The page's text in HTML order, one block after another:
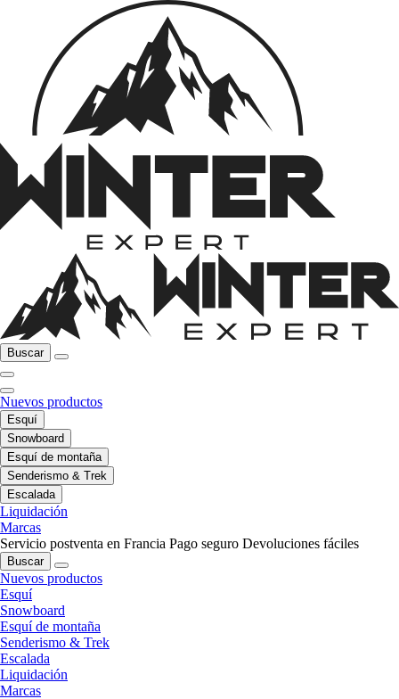
Buscar
Nuevos productos
Esquí
Snowboard
Esquí de montaña
Senderismo & Trek
Escalada
Liquidación
Marcas
Servicio postventa en Francia Pago seguro Devoluciones fáciles
Buscar
Nuevos productos
Esquí
Snowboard
Esquí de montaña
Senderismo & Trek
Escalada
Liquidación
Marcas